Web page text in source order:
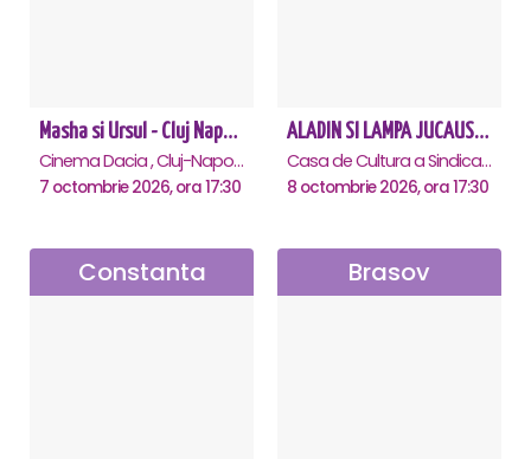
Masha si Ursul - Cluj Napoca
Cinema Dacia , Cluj-Napoca
7 octombrie 2026, ora 17:30
ALADIN SI LAMPA JUCAUSA - Constanta - ANULAT
Casa de Cultura a Sindicatelor - Sala Mare, Constanta
8 octombrie 2026, ora 17:30
Constanta Brasov